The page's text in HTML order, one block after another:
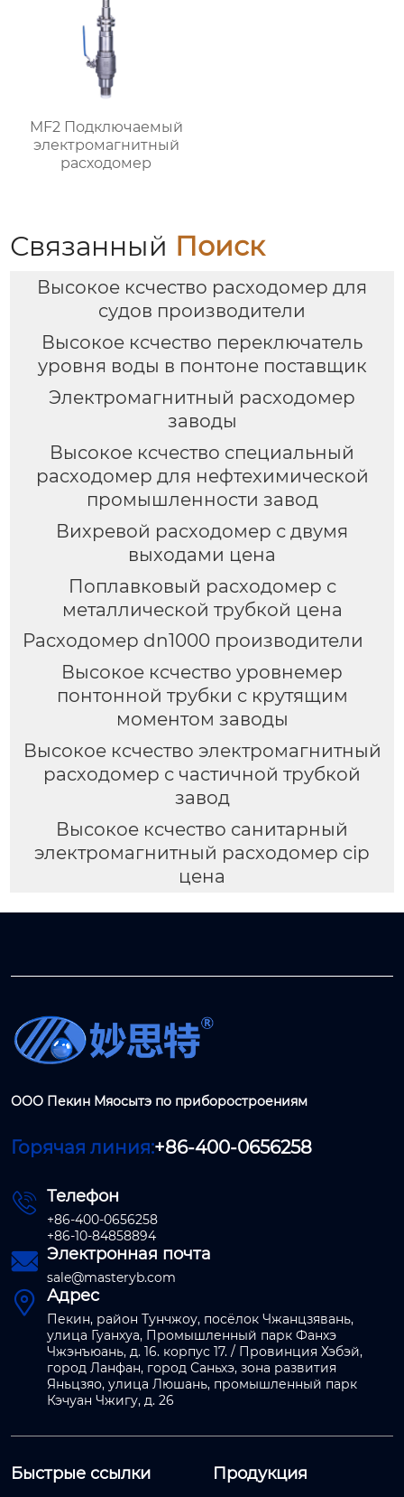
MF2 Подключаемый
электромагнитный
расходомер
Связанный Поиск
Высокое ксчество расходомер для
судов производители
Высокое ксчество переключатель
уровня воды в понтоне поставщик
Электромагнитный расходомер
заводы
Высокое ксчество специальный
расходомер для нефтехимической
промышленности завод
Вихревой расходомер с двумя
выходами цена
Поплавковый расходомер с
металлической трубкой цена
Расходомер dn1000 производители
Высокое ксчество уровнемер
понтонной трубки с крутящим
моментом заводы
Высокое ксчество электромагнитный
расходомер с частичной трубкой
завод
Высокое ксчество санитарный
электромагнитный расходомер cip
цена
ООО Пекин Мяосытэ по приборостроениям
Горячая линия:+86-400-0656258
 Телефон
+86-400-0656258
+86-10-84858894
 Электронная почта
sale@masteryb.com
 Адрес
Пекин, район Тунчжоу, посёлок Чжанцзявань,
улица Гуанхуа, Промышленный парк Фанхэ
Чжэнъюань, д. 16. корпус 17. / Провинция Хэбэй,
город Ланфан, город Саньхэ, зона развития
Яньцзяо, улица Люшань, промышленный парк
Кэчуан Чжигу, д. 26
Быстрые ссылки Продукция